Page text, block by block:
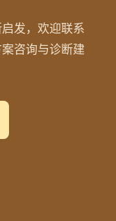
发，欢迎联系
咨询与诊断建